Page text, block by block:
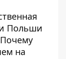
Польши
на